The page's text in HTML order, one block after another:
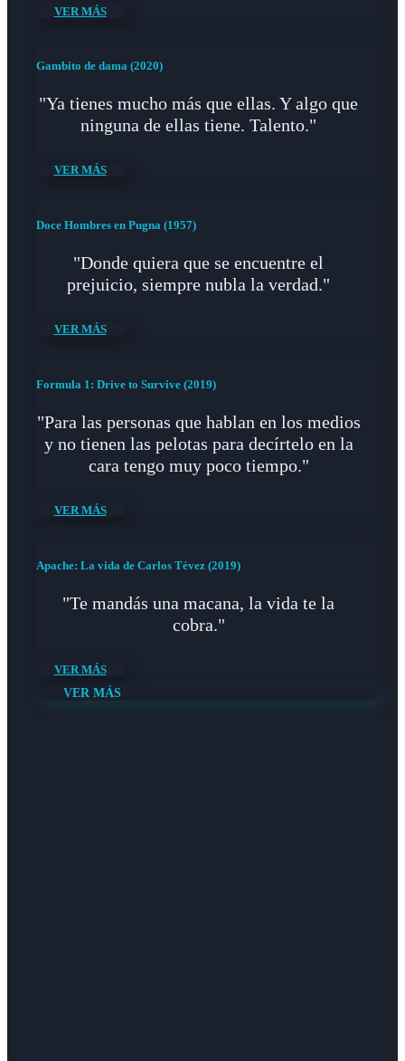
VER MÁS
Gambito de dama (2020)
"Ya tienes mucho más que ellas. Y algo que
ninguna de ellas tiene. Talento."
VER MÁS
Doce Hombres en Pugna (1957)
"Donde quiera que se encuentre el
prejuicio, siempre nubla la verdad."
VER MÁS
Formula 1: Drive to Survive (2019)
"Para las personas que hablan en los medios
y no tienen las pelotas para decírtelo en la
cara tengo muy poco tiempo."
VER MÁS
Apache: La vida de Carlos Tévez (2019)
"Te mandás una macana, la vida te la
cobra."
VER MÁS
VER MÁS